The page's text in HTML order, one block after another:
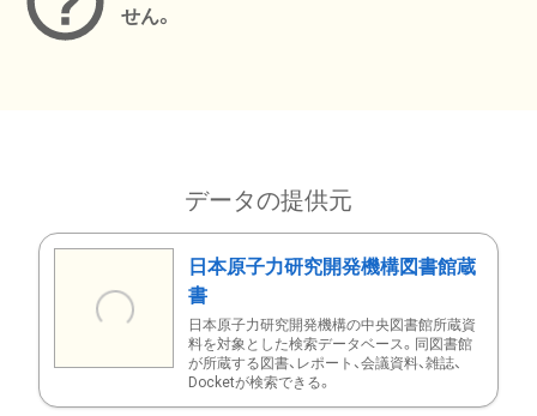
せん。
データの提供元
日本原子力研究開発機構図書館蔵
書
日本原子力研究開発機構の中央図書館所蔵資
料を対象とした検索データベース。同図書館
が所蔵する図書、レポート、会議資料、雑誌、
Docketが検索できる。